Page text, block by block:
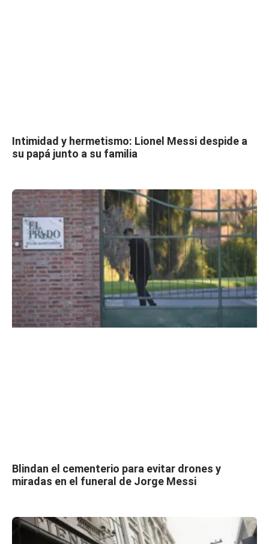
Intimidad y hermetismo: Lionel Messi despide a
su papá junto a su familia
Blindan el cementerio para evitar drones y
miradas en el funeral de Jorge Messi